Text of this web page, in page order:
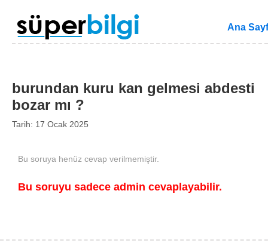
Ana
burundan kuru kan gelmesi abdesti
bozar mı ?
Tarih: 17 Ocak 2025
Bu soruya henüz cevap verilmemiştir.
Bu soruyu sadece admin cevaplayabilir.